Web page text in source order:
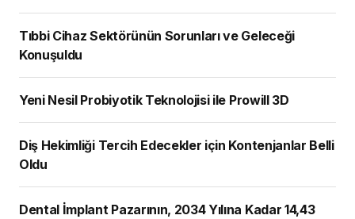
Tıbbi Cihaz Sektörünün Sorunları ve Geleceği
Konuşuldu
Yeni Nesil Probiyotik Teknolojisi ile Prowill 3D
Diş Hekimliği Tercih Edecekler için Kontenjanlar Belli
Oldu
Dental İmplant Pazarının, 2034 Yılına Kadar 14,43